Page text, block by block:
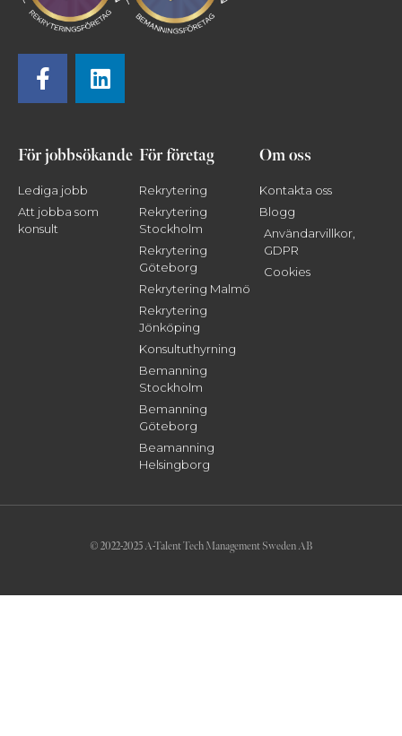
För jobbsökande
Lediga jobb
Att jobba som
konsult
För företag
Rekrytering
Rekrytering
Stockholm
Rekrytering
Göteborg
Rekrytering Malmö
Rekrytering
Jönköping
Konsultuthyrning
Bemanning
Stockholm
Bemanning
Göteborg
Beamanning
Helsingborg
Om oss
Kontakta oss
Blogg
Användarvillkor,
GDPR
Cookies
© 2022-2025 A-Talent Tech Management Sweden AB